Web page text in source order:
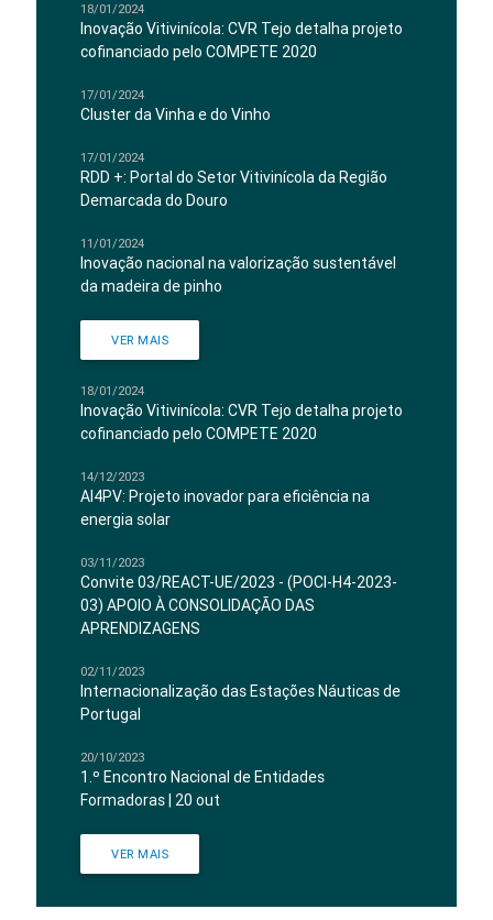
18/01/2024
Inovação Vitivinícola: CVR Tejo detalha projeto
cofinanciado pelo COMPETE 2020
17/01/2024
Cluster da Vinha e do Vinho
17/01/2024
RDD +: Portal do Setor Vitivinícola da Região
Demarcada do Douro
11/01/2024
Inovação nacional na valorização sustentável
da madeira de pinho
VER MAIS
18/01/2024
Inovação Vitivinícola: CVR Tejo detalha projeto
cofinanciado pelo COMPETE 2020
14/12/2023
AI4PV: Projeto inovador para eficiência na
energia solar
03/11/2023
Convite 03/REACT-UE/2023 - (POCI-H4-2023-
03) APOIO À CONSOLIDAÇÃO DAS
APRENDIZAGENS
02/11/2023
Internacionalização das Estações Náuticas de
Portugal
20/10/2023
1.º Encontro Nacional de Entidades
Formadoras | 20 out
VER MAIS